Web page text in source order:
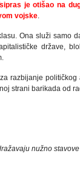
je otišao na
vojske.
Ona služi samo
države,
razbijanje političkog
strani barikada od
nužno